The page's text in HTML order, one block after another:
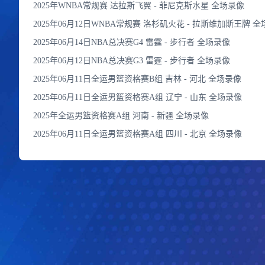
2025年WNBA常规赛 达拉斯飞翼 - 菲尼克斯水星 全场录像
2025年06月12日WNBA常规赛 洛杉矶火花 - 拉斯维加斯王牌 全
2025年06月14日NBA总决赛G4 雷霆 - 步行者 全场录像
2025年06月12日NBA总决赛G3 雷霆 - 步行者 全场录像
2025年06月11日全运男篮资格赛B组 吉林 - 河北 全场录像
2025年06月11日全运男篮资格赛A组 辽宁 - 山东 全场录像
2025年全运男篮资格赛A组 河南 - 新疆 全场录像
2025年06月11日全运男篮资格赛A组 四川 - 北京 全场录像